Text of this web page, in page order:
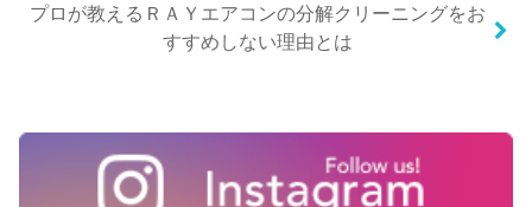
プロが教えるＲＡＹエアコンの分解クリーニングをお
すすめしない理由とは